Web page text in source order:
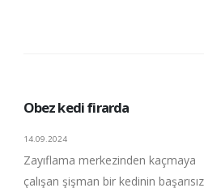
Obez kedi firarda
14.09.2024
Zayıflama merkezinden kaçmaya
çalışan şişman bir kedinin başarısız